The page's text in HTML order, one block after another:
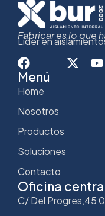
Fabricar es lo que
Líder en
Menú
Home
Nosotros
Productos
Soluciones
Contacto
Oficina
C/ Del Progres,45